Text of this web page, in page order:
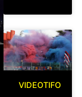
VIDEOTIFO